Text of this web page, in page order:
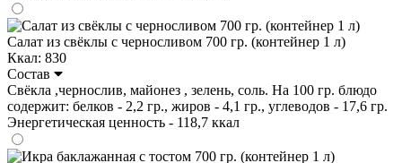
Салат из свёклы с черносливом 700 гр. (контейнер 1 л)
Ккал: 830
Состав
Свёкла ,чернослив, майонез , зелень, соль. На 100 гр. блюдо
содержит: белков - 2,2 гр., жиров - 4,1 гр., углеводов - 17,6 гр.
Энергетическая ценность - 118,7 ккал